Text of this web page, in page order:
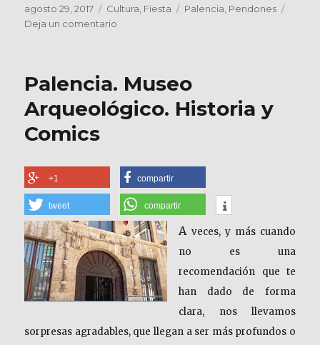
Publicado
el
agosto 29, 2017 Categorías
Cultura, Fiesta Etiquetas
Palencia, Pendones
Deja un comentario
cielo
de
Palencia. Museo
Arqueológico. Historia y
Comics
+1 compartir
tweet compartir
Aveces, y más cuando
no es una
recomendación que te
han dado de forma
clara, nos llevamos
sorpresas agradables, que llegan a ser más profundos o